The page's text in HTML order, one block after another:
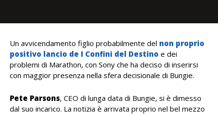
Un avvicendamento figlio probabilmente del non proprio
positivo lancio de I Confini del Destino e dei
problemi di Marathon, con Sony che ha deciso di inserirsi
con maggior presenza nella sfera decisionale di Bungie.
Pete Parsons, CEO di lunga data di Bungie, si è dimesso
dal suo incarico. La notizia è arrivata proprio nel bel mezzo